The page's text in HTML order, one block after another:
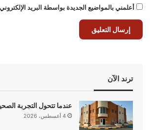
أعلمني بالمواضيع الجديدة بواسطة البريد
ترند الآن
عندما تتحول التجربة
4 أغسطس، 2026